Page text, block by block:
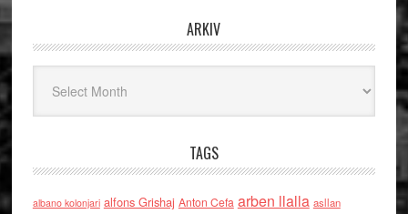
ARKIV
TAGS
albano kolonjari alfons Grishaj Anton Cefa arben llalla asllan